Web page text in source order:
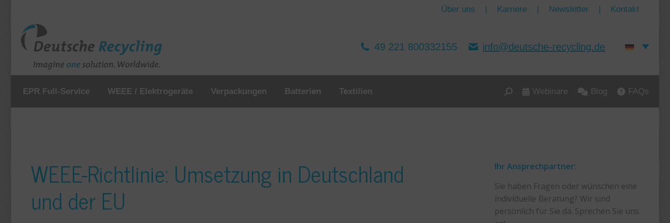
Über uns | Karriere | Newsletter | Kontakt
49 221 800332155 info@deutsche-recycling.de
EPR Full-Service WEEE / Elektrogeräte Verpackungen Batterien Textilien Search: Webinare Blog FAQs
WEEE-Richtlinie: Umsetzung in Deutschland
und der EU
Ihr Ansprechpartner:
Sie haben Fragen oder wünschen eine
individuelle Beratung? Wir sind
persönlich für Sie da. Sprechen Sie uns